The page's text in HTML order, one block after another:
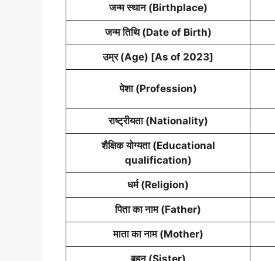
जन्म स्थान (Birthplace)
जन्म तिथि (Date of Birth)
उम्र (Age) [As of 2023]
पेशा (Profession)
राष्ट्रीयता (Nationality)
शैक्षिक योग्यता (Educational
qualification)
धर्म (Religion)
पिता का नाम (Father)
माता का नाम (Mother)